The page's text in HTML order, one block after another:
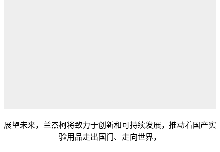
展望未来，兰杰柯将致力于创新和可持续发展，推动着国产实
验用品走出国门、走向世界，